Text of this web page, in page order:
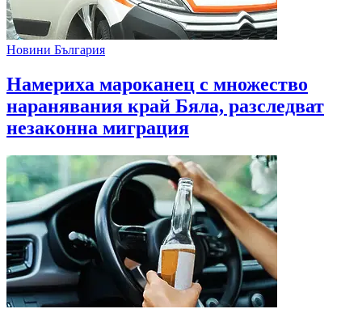
Новини България
Намериха мароканец с множество
наранявания край Бяла, разследват
незаконна миграция